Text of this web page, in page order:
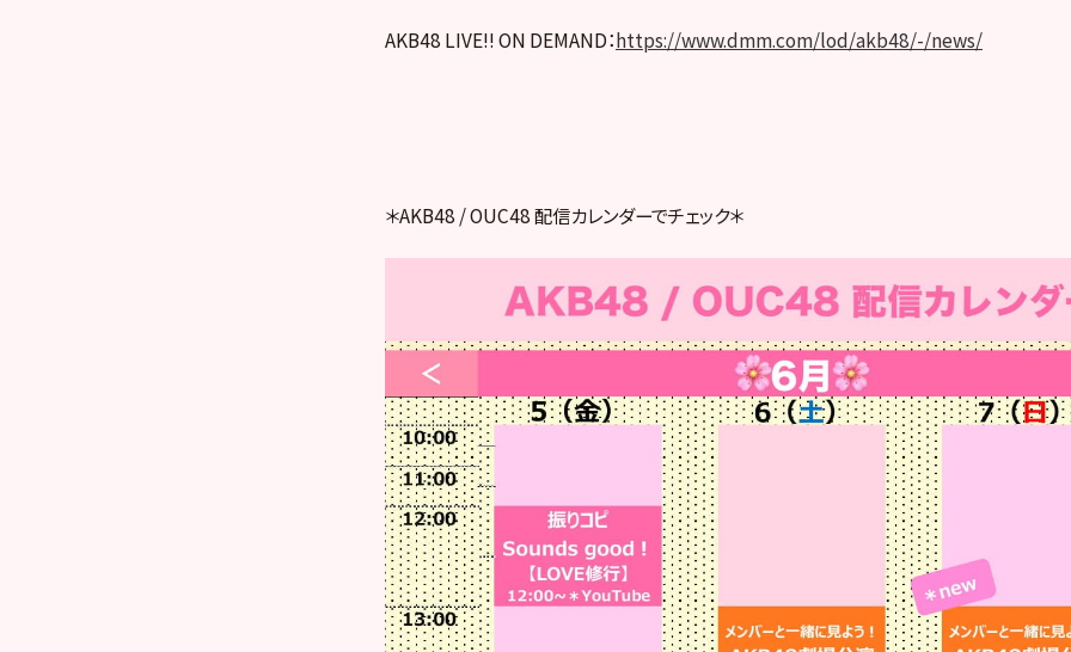
AKB48 LIVE!! ON DEMAND：https://www.dmm.com/lod/akb48/-/news/
＊AKB48 / OUC48 配信カレンダーでチェック＊